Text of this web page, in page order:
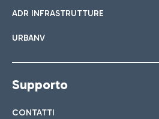
ADR INFRASTRUTTURE
URBANV
Supporto
CONTATTI